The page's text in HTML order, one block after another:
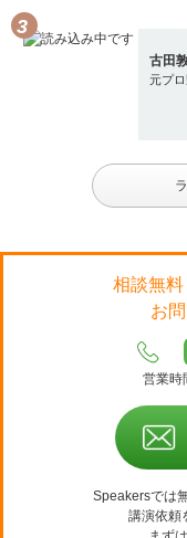
古田
元プ
相談無料
お
営業時
Speakersでは
講演依頼